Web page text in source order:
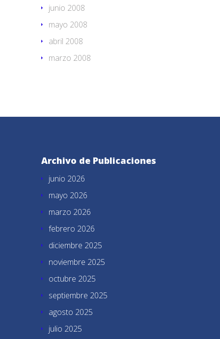
junio 2008
mayo 2008
abril 2008
marzo 2008
Archivo de Publicaciones
junio 2026
mayo 2026
marzo 2026
febrero 2026
diciembre 2025
noviembre 2025
octubre 2025
septiembre 2025
agosto 2025
julio 2025